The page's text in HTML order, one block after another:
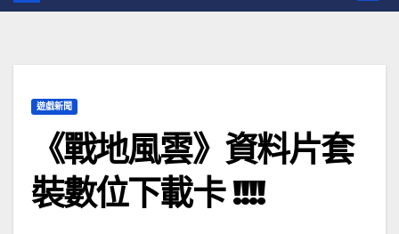
遊戲新聞
《戰地風雲》資料片套
裝數位下載卡 !!!!